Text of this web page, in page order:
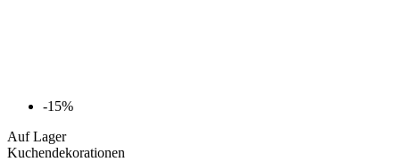
-15%
Auf Lager
Kuchendekorationen